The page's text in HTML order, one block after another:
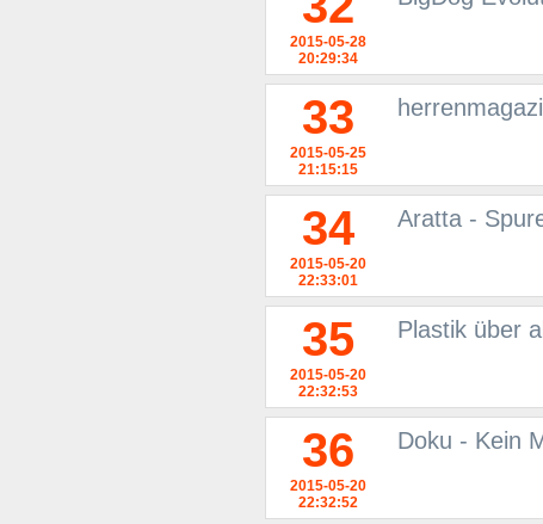
2015-05-28
20:29:34
33
2015-05-25
21:15:15
34
2015-05-20
22:33:01
Aratta -
35
2015-05-20
22:32:53
Plastik über
36
2015-05-20
22:32:52
Doku - Kein